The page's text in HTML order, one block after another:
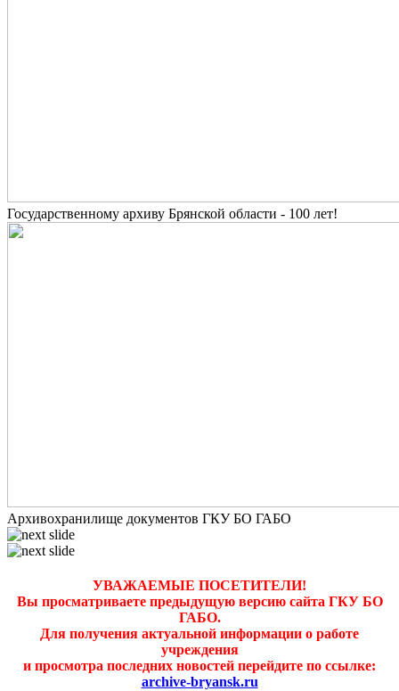
Государственному архиву Брянской области - 100 лет!
Архивохранилище документов ГКУ БО ГАБО
УВАЖАЕМЫЕ ПОСЕТИТЕЛИ!
Вы просматриваете предыдущую версию сайта ГКУ БО
ГАБО.
Для получения актуальной информации о работе
учреждения
и просмотра последних новостей перейдите по ссылке:
archive-bryansk.ru